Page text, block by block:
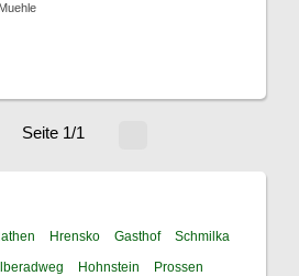
Seite 1/1
Hrensko Gasthof
Schmilka
Hohnstein Prossen